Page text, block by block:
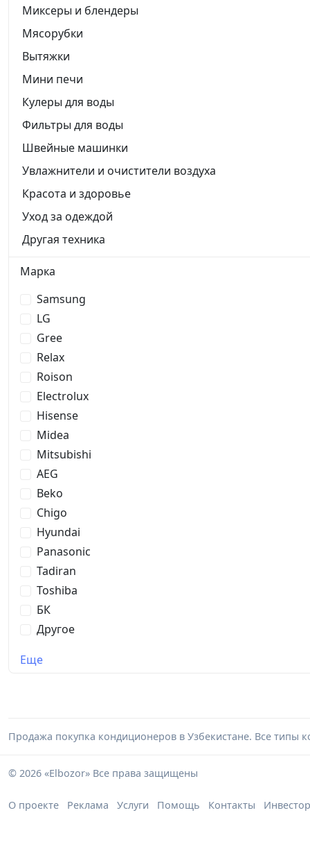
Миксеры и блендеры
Мясорубки
Вытяжки
Мини печи
Кулеры для воды
Фильтры для воды
Швейные машинки
Увлажнители и очистители воздуха
Красота и здоровье
Уход за одеждой
Другая техника
Марка
Samsung
LG
Gree
Relax
Roison
Electrolux
Hisense
Midea
Mitsubishi
AEG
Beko
Chigo
Hyundai
Panasonic
Tadiran
Toshiba
БК
Другое
Еще
Продажа покупка кондиционеров в Узбекистане. Все типы
© 2026 «Elbozor» Все права защищены
О проекте Реклама Услуги Помощь Контакты